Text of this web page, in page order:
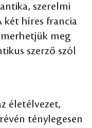
szerelmi
két híres francia
meg
szerző szól
életélvezet,
ténylegesen